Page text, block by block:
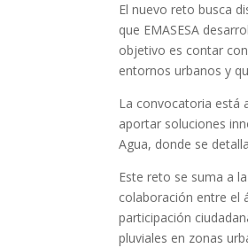
El nuevo reto busca
que EMASESA
objetivo es contar
entornos urbanos y
La convocatoria está
aportar soluciones
Agua, donde se
Este reto se suma a
colaboración entre el
participación
pluviales en zonas